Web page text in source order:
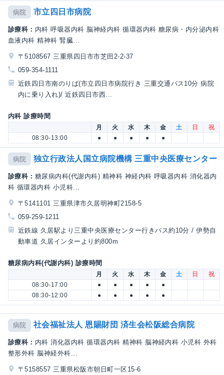
病院 市立四日市病院
診療科： 内科 呼吸器内科 脳神経内科 循環器内科 糖尿病・内分泌内科
血液内科 精神科 腎臓...
〒5108567 三重県四日市市芝田2-2-37
059-354-1111
近鉄四日市南のりば(市立四日市病院行き 三重交通バス10分 病院
内に乗り入れ)/ 近鉄四日市西...
内科 診療時間
月 火 水 木 金 土 日
祝
08:30-13:00
● ● ● ● ●
病院 独立行政法人国立病院機構 三重中央医療センター
診療科： 糖尿病内科(代謝内科) 精神科 神経内科 呼吸器内科 消化器内
科 循環器内科 小児科...
〒5141101 三重県津市久居明神町2158-5
059-259-1211
近鉄線 久居駅より三重中央医療センター行きバス約10分 / 伊勢自
動車道 久居インターより約800m
糖尿病内科(代謝内科) 診療時間
月 火 水 木 金 土 日
祝
08:30-17:00
● ● ● ●
●
08:30-12:00
● ● ● ● ●
病院 社会福祉法人 恩賜財団 済生会松阪総合病院
診療科： 内科 消化器内科 循環器内科 精神科 脳神経内科 小児科 外科
整形外科 脳神経外科...
〒5158557 三重県松阪市朝日町一区15-6